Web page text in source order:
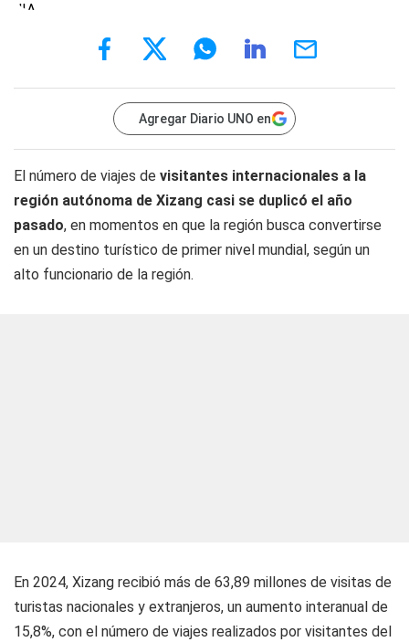
Agregar Diario UNO en
El número de viajes de visitantes internacionales a la
región autónoma de Xizang casi se duplicó el año
pasado, en momentos en que la región busca convertirse
en un destino turístico de primer nivel mundial, según un
alto funcionario de la región.
En 2024, Xizang recibió más de 63,89 millones de visitas de
turistas nacionales y extranjeros, un aumento interanual de
15,8%, con el número de viajes realizados por visitantes del